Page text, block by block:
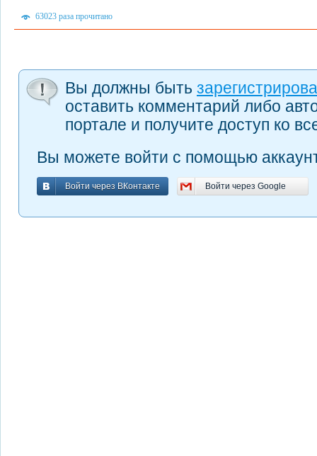
63023 раза прочитано
Вы должны быть
оставить комментарий либо
портале и получите доступ ко
Вы можете войти с помощью
Войти через ВКонтакте
Войти через ВКонтакте Войти через Google
Войти через Google